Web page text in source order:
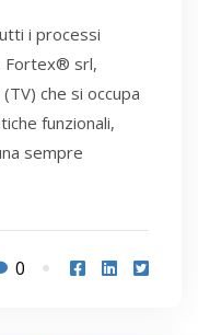
i processi
Fortex® srl,
che si occupa
funzionali,
sempre
0